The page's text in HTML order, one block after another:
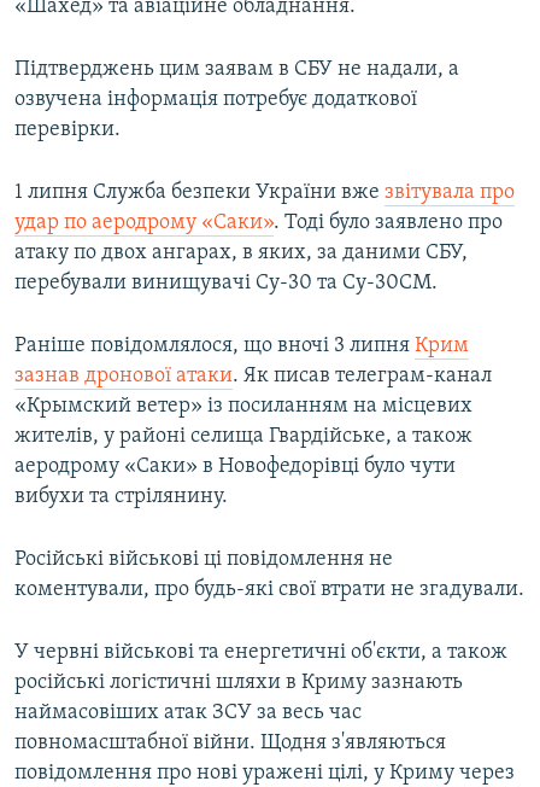
«Шахед» та авіаційне обладнання.
Підтверджень цим заявам в СБУ не надали, а
озвучена інформація потребує додаткової
перевірки.
1 липня Служба безпеки України вже звітувала про
удар по аеродрому «Саки». Тоді було заявлено про
атаку по двох ангарах, в яких, за даними СБУ,
перебували винищувачі Су-30 та Су-30СМ.
Раніше повідомлялося, що вночі 3 липня Крим
зазнав дронової атаки. Як писав телеграм-канал
«Крымский ветер» із посиланням на місцевих
жителів, у районі селища Гвардійське, а також
аеродрому «Саки» в Новофедорівці було чути
вибухи та стрілянину.
Російські військові ці повідомлення не
коментували, про будь-які свої втрати не згадували.
У червні військові та енергетичні об'єкти, а також
російські логістичні шляхи в Криму зазнають
наймасовіших атак ЗСУ за весь час
повномасштабної війни. Щодня з'являються
повідомлення про нові уражені цілі, у Криму через